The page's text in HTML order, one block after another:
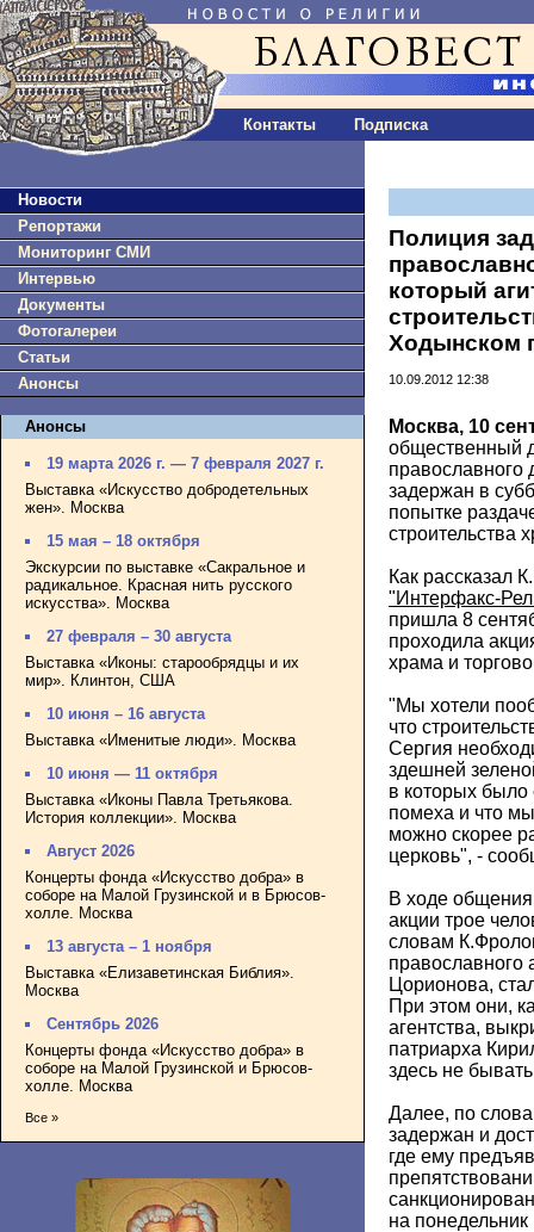
Контакты Подписка
Новости
Репортажи
Мониторинг СМИ
Интервью
Документы
Фотогалереи
Статьи
Анонсы
Анонсы
19 марта 2026 г. — 7 февраля 2027 г.
Выставка «Искусство добродетельных
жен». Москва
15 мая – 18 октября
Экскурсии по выставке «Сакральное и
радикальное. Красная нить русского
искусства». Москва
27 февраля – 30 августа
Выставка «Иконы: старообрядцы и их
мир». Клинтон, США
10 июня – 16 августа
Выставка «Именитые люди». Москва
10 июня — 11 октября
Выставка «Иконы Павла Третьякова.
История коллекции». Москва
Август 2026
Концерты фонда «Искусство добра» в
соборе на Малой Грузинской и в Брюсов-
холле. Москва
13 августа – 1 ноября
Выставка «Елизаветинская Библия».
Москва
Сентябрь 2026
Концерты фонда «Искусство добра» в
соборе на Малой Грузинской и Брюсов-
холле. Москва
Все »
Полиция
который
Ходынском
10.09.2012 12:38
Москва, 10
общественный
православного
задержан в
попытке
строительства
Как рассказал
"Интерфакс-
пришла 8
проходила
храма и
"Мы хотели
что
Сергия
здешней
в которых было
помеха и что
можно скорее
церковь", -
В ходе
акции трое
словам
православного
Цорионова,
При этом они,
агентства,
патриарха
здесь не
Далее, по
задержан и
где ему
на понедельник